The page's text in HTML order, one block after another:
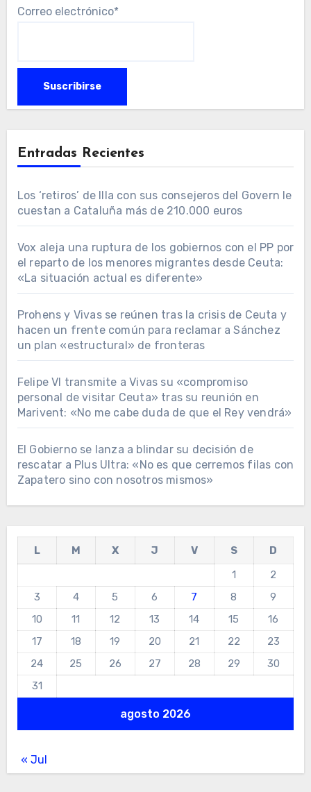
Correo electrónico*
Entradas Recientes
Los ‘retiros’ de Illa con sus consejeros del Govern le
cuestan a Cataluña más de 210.000 euros
Vox aleja una ruptura de los gobiernos con el PP por
el reparto de los menores migrantes desde Ceuta:
«La situación actual es diferente»
Prohens y Vivas se reúnen tras la crisis de Ceuta y
hacen un frente común para reclamar a Sánchez
un plan «estructural» de fronteras
Felipe VI transmite a Vivas su «compromiso
personal de visitar Ceuta» tras su reunión en
Marivent: «No me cabe duda de que el Rey vendrá»
El Gobierno se lanza a blindar su decisión de
rescatar a Plus Ultra: «No es que cerremos filas con
Zapatero sino con nosotros mismos»
agosto 2026
L M X J V S
D
1
2
3
4 5 6 7 8
9
10
11 12 13 14 15
16
17
18 19 20 21 22
23
24
25 26 27 28 29
30
31
« Jul